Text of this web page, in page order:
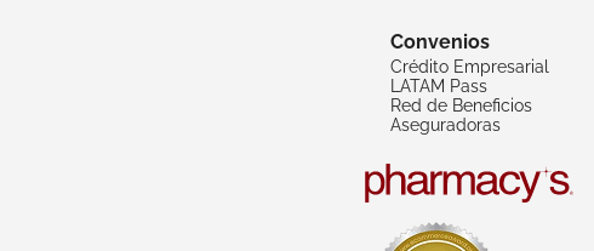
Convenios
Crédito Empresarial
LATAM Pass
Red de Beneficios
Aseguradoras